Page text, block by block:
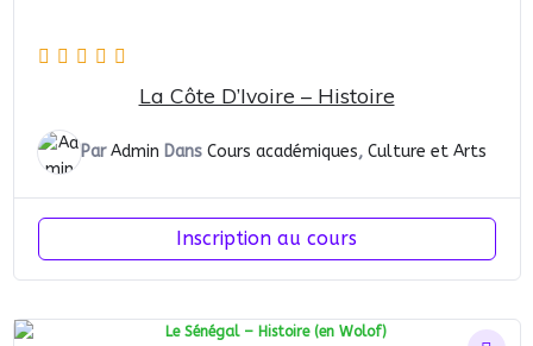
La Côte D’Ivoire – Histoire
ParAdmin Dans Cours académiques, Culture et Arts
Inscription au cours